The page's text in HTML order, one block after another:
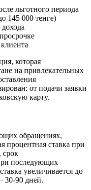
льготного периода
145 000 тенге)
которая
на привлекательных
от подачи заявки
карту.
обращениях,
процентная ставка при
срок
последующих
увеличивается до
30-90 дней.